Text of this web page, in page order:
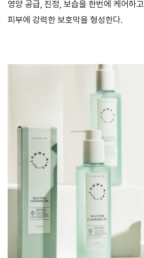
영양 공급, 진정, 보습을 한번에 케어하고
피부에 강력한 보호막을 형성한다.